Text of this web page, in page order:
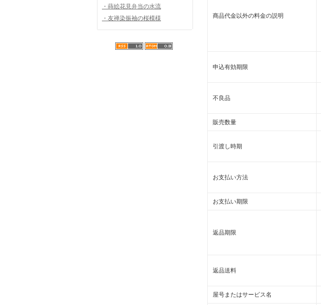
・蒔絵花見弁当の水流
・友禅染振袖の桜模様
商品代金以外の料金の説明
申込有効期限
不良品
販売数量
引渡し時期
お支払い方法
お支払い期限
返品期限
返品送料
屋号またはサービス名